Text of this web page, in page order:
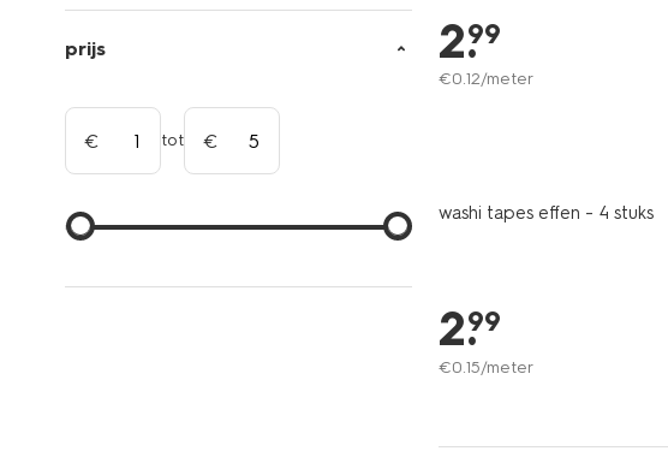
prijs
tot
2.
99
€0.12/meter
washi tapes effen - 4 stuks
2.
99
€0.15/meter